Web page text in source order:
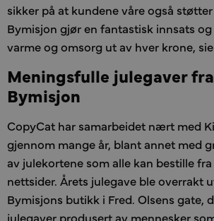
sikker på at kundene våre også
Bymisjon gjør en fantastisk innsats
varme og omsorg ut av hver krone,
Meningsfulle julegaver
Bymisjon
CopyCat har samarbeidet nært med
gjennom mange år, blant annet med
av julekortene som alle kan bestille
nettsider. Årets julegave ble overrakt
Bymisjons butikk i Fred. Olsens gate,
julegaver produsert av mennesker